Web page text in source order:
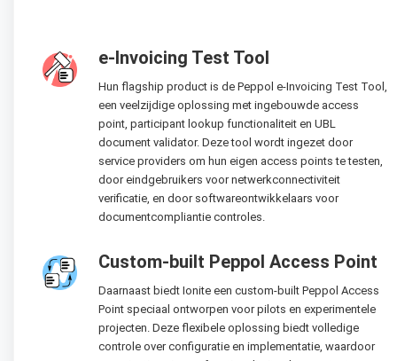
e-Invoicing Test Tool
Hun flagship product is de Peppol e-Invoicing Test Tool,
een veelzijdige oplossing met ingebouwde access
point, participant lookup functionaliteit en UBL
document validator. Deze tool wordt ingezet door
service providers om hun eigen access points te testen,
door eindgebruikers voor netwerkconnectiviteit
verificatie, en door softwareontwikkelaars voor
documentcompliantie controles.
Custom-built Peppol Access Point
Daarnaast biedt Ionite een custom-built Peppol Access
Point speciaal ontworpen voor pilots en experimentele
projecten. Deze flexibele oplossing biedt volledige
controle over configuratie en implementatie, waardoor